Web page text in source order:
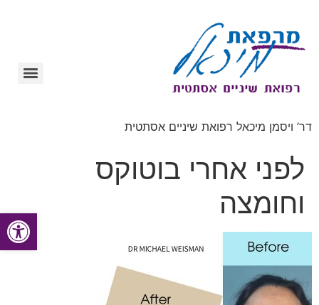
דר’ ויסמן מיכאל רפואת שיניים אסתטית
לפני אחרי בוטוקס
וחומצה